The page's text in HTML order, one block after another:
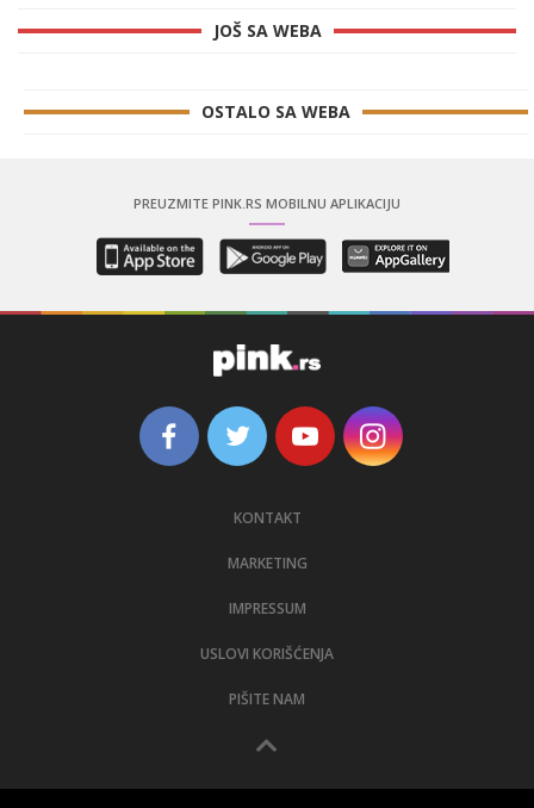
JOŠ SA WEBA
OSTALO SA WEBA
PREUZMITE PINK.RS MOBILNU APLIKACIJU
KONTAKT
MARKETING
IMPRESSUM
USLOVI KORIŠĆENJA
PIŠITE NAM